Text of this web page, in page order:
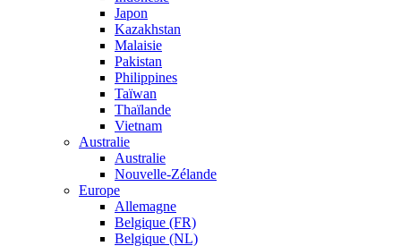
Japon
Kazakhstan
Malaisie
Pakistan
Philippines
Taïwan
Thaïlande
Vietnam
Australie
Australie
Nouvelle-Zélande
Europe
Allemagne
Belgique (FR)
Belgique (NL)